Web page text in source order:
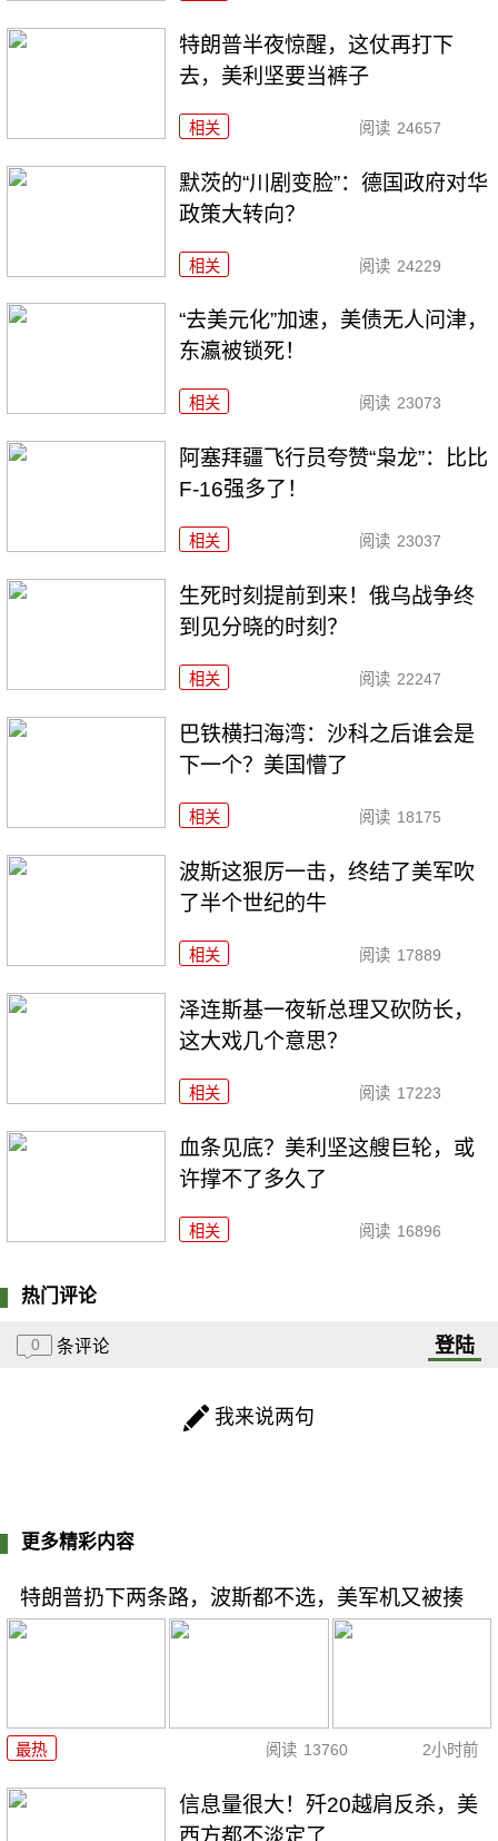
特朗普半夜惊醒，这仗再打下
去，美利坚要当裤子
相关 阅读 24657
默茨的“川剧变脸”：德国政府对华
政策大转向？
相关 阅读 24229
“去美元化”加速，美债无人问津，
东瀛被锁死！
相关 阅读 23073
阿塞拜疆飞行员夸赞“枭龙”：比比
F-16强多了！
相关 阅读 23037
生死时刻提前到来！俄乌战争终
到见分晓的时刻？
相关 阅读 22247
巴铁横扫海湾：沙科之后谁会是
下一个？美国懵了
相关 阅读 18175
波斯这狠厉一击，终结了美军吹
了半个世纪的牛
相关 阅读 17889
泽连斯基一夜斩总理又砍防长，
这大戏几个意思？
相关 阅读 17223
血条见底？美利坚这艘巨轮，或
许撑不了多久了
相关 阅读 16896
热门评论
0 条评论 登陆
我来说两句
更多精彩内容
特朗普扔下两条路，波斯都不选，美军机又被揍
最热 阅读 13760 2小时前
信息量很大！歼20越肩反杀，美
西方都不淡定了